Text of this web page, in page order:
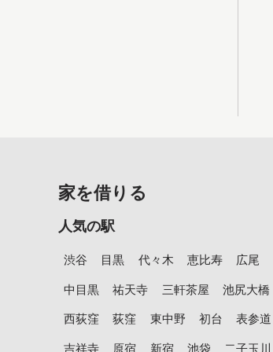
家を借りる
人気の駅
渋谷 目黒 代々木 恵比寿 広尾
中目黒
祐天寺 三軒茶屋 池尻大橋
西荻窪
荻窪 東中野 初台 表参道
吉祥寺
原宿 新宿 池袋 二子玉川